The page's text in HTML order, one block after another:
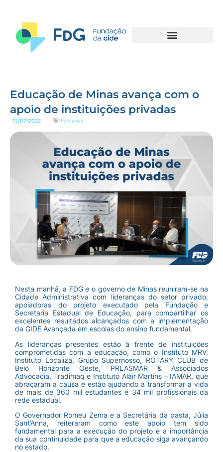
Educação de Minas avança com o
apoio de instituições privadas
12/07/2022 Parcerias
Nesta manhã, a FDG e o governo de Minas reuniram-se na
Cidade Administrativa com lideranças do setor privado,
apoiadoras do projeto executado pela Fundação e
Secretaria Estadual de Educação, para compartilhar os
excelentes resultados alcançados com a implementação
da GIDE Avançada em escolas do ensino fundamental.
As lideranças presentes estão à frente de instituições
comprometidas com a educação, como o Instituto MRV,
Instituto Localiza, Grupo Supernosso, ROTARY CLUB de
Belo Horizonte Oeste, PRLASMAR & Associados
Advocacia, Tradimaq e Instituto Alair Martins – IAMAR, que
abraçaram a causa e estão ajudando a transformar a vida
de mais de 360 mil estudantes e 34 mil profissionais da
rede estadual.
O Governador Romeu Zema e a Secretária da pasta, Júlia
Sant’Anna, reiteraram como este apoio tem sido
fundamental para a execução do projeto e a importância
da sua continuidade para que a educação siga avançando
no estado.